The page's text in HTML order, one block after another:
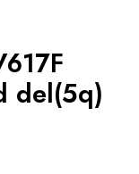
del(5q)